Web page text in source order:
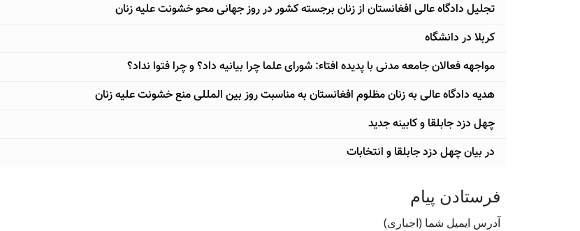
تجلیل دادگاه عالی افغانستان از زنان برجسته کشور در روز جهانی محو خشونت علیه زنان
کربلا در دانشگاه
مواجهه فعالان جامعه مدنی با پدیده افتاء: شورای علما چرا بیانیه داد؟ و چرا فتوا نداد؟
هدیه دادگاه عالی به زنان مظلوم افغانستان به مناسبت روز بین المللی منع خشونت علیه زنان
چهل دزد جابلقا و کابینه جدید
در بیان چهل دزد جابلقا و انتخابات
فرستادن پيام
آدرس ايميل شما (اجباری)